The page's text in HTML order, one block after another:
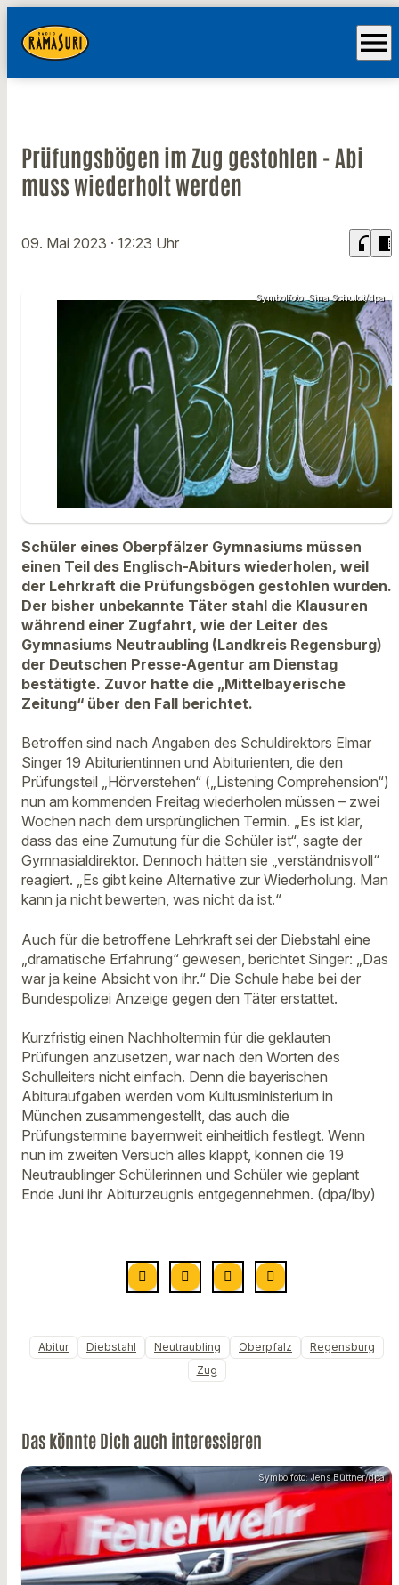
menu
Prüfungsbögen im Zug gestohlen - Abi
muss wiederholt werden
09. Mai 2023 · 12:23 Uhr headphones chrome_reader_mode
Symbolfoto: Sina Schuldt/dpa
Schüler eines Oberpfälzer Gymnasiums müssen
einen Teil des Englisch-Abiturs wiederholen, weil
der Lehrkraft die Prüfungsbögen gestohlen wurden.
Der bisher unbekannte Täter stahl die Klausuren
während einer Zugfahrt, wie der Leiter des
Gymnasiums Neutraubling (Landkreis Regensburg)
der Deutschen Presse-Agentur am Dienstag
bestätigte. Zuvor hatte die „Mittelbayerische
Zeitung“ über den Fall berichtet.
Betroffen sind nach Angaben des Schuldirektors Elmar
Singer 19 Abiturientinnen und Abiturienten, die den
Prüfungsteil „Hörverstehen“ („Listening Comprehension“)
nun am kommenden Freitag wiederholen müssen – zwei
Wochen nach dem ursprünglichen Termin. „Es ist klar,
dass das eine Zumutung für die Schüler ist“, sagte der
Gymnasialdirektor. Dennoch hätten sie „verständnisvoll“
reagiert. „Es gibt keine Alternative zur Wiederholung. Man
kann ja nicht bewerten, was nicht da ist.“
Auch für die betroffene Lehrkraft sei der Diebstahl eine
„dramatische Erfahrung“ gewesen, berichtet Singer: „Das
war ja keine Absicht von ihr.“ Die Schule habe bei der
Bundespolizei Anzeige gegen den Täter erstattet.
Kurzfristig einen Nachholtermin für die geklauten
Prüfungen anzusetzen, war nach den Worten des
Schulleiters nicht einfach. Denn die bayerischen
Abituraufgaben werden vom Kultusministerium in
München zusammengestellt, das auch die
Prüfungstermine bayernweit einheitlich festlegt. Wenn
nun im zweiten Versuch alles klappt, können die 19
Neutraublinger Schülerinnen und Schüler wie geplant
Ende Juni ihr Abiturzeugnis entgegennehmen. (dpa/lby)
Abitur Diebstahl Neutraubling Oberpfalz
Regensburg
Zug
Das könnte Dich auch interessieren
Symbolfoto: Jens Büttner/dpa